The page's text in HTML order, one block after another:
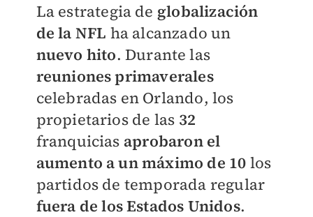
La estrategia de globalización
de la NFL ha alcanzado un
nuevo hito. Durante las
reuniones primaverales
celebradas en Orlando, los
propietarios de las 32
franquicias aprobaron el
aumento a un máximo de 10 los
partidos de temporada regular
fuera de los Estados Unidos.